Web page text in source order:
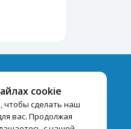
cookie
чтобы сделать наш
вас. Продолжая